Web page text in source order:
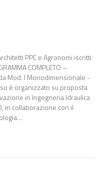
PPC e Agronomi iscritti
COMPLETO –
Mod. I Monodimensionale -
è organizzato su proposta
in Ingegneria Idraulica
in collaborazione con il